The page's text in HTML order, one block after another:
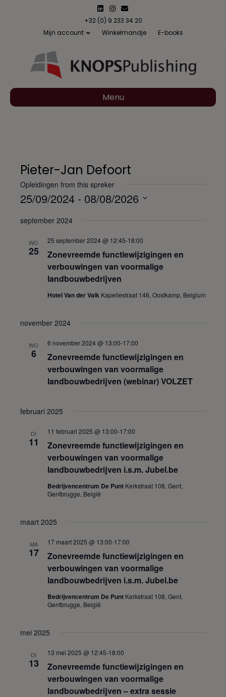
n
n
s
a
m
m
a
l
+32 (0) 9 233 34 20
Mijn account
Winkelmandje E-books
Menu
Pieter-Jan Defoort
Opleidingen from this spreker
25/09/2024 - 08/08/2026
e
n
september 2024
WO
25
Zonevreemde functiewijzigingen en
verbouwingen van voormalige
landbouwbedrijven
25 september 2024 @ 12:45-18:00
Hotel Van der Valk Kapellestraat 146, Oostkamp, Belgium
november 2024
WO
6
Zonevreemde functiewijzigingen en
verbouwingen van voormalige
landbouwbedrijven (webinar) VOLZET
6 november 2024 @ 13:00-17:00
februari 2025
DI
11
Zonevreemde functiewijzigingen en
verbouwingen van voormalige
landbouwbedrijven i.s.m. Jubel.be
11 februari 2025 @ 13:00-17:00
Bedrijvencentrum De Punt Kerkstraat 108, Gent,
Gentbrugge, België
maart 2025
MA
17
Zonevreemde functiewijzigingen en
verbouwingen van voormalige
landbouwbedrijven i.s.m. Jubel.be
17 maart 2025 @ 13:00-17:00
Bedrijvencentrum De Punt Kerkstraat 108, Gent,
Gentbrugge, België
mei 2025
DI
13
Zonevreemde functiewijzigingen en
verbouwingen van voormalige
landbouwbedrijven – extra sessie
13 mei 2025 @ 12:45-18:00